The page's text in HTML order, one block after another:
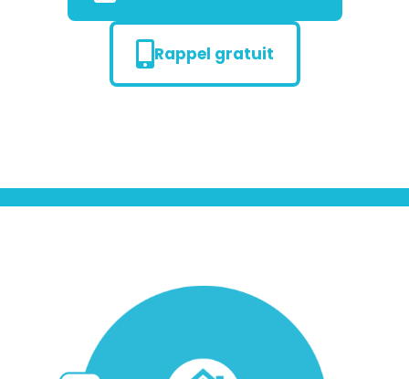
Rappel gratuit